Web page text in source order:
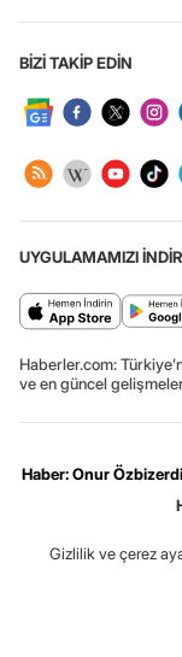
BİZİ TAKİP EDİN
UYGULAMAMIZI
Haberler.com:
ve en güncel
Haber: Onur
Gizlilik ve çerez